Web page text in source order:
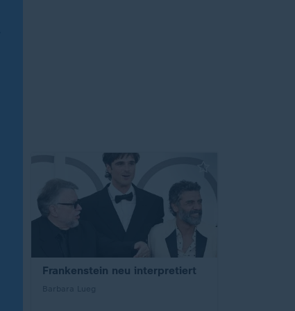
Frankenstein neu interpretiert